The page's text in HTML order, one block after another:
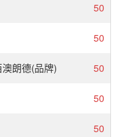
50
50
朗德(品牌) 50
50
50